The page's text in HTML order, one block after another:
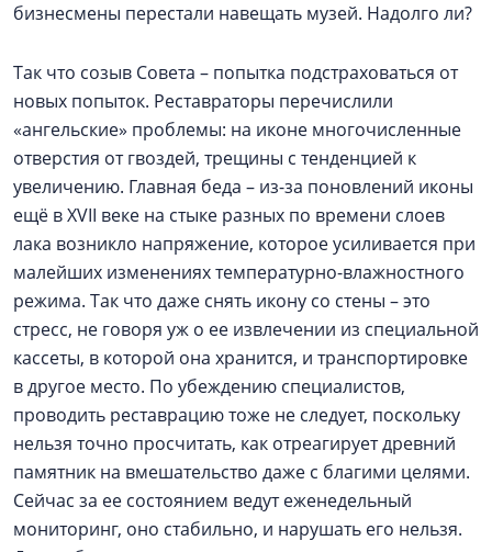
бизнесмены перестали навещать музей. Надолго ли?
Так что созыв Совета – попытка подстраховаться от
новых попыток. Реставраторы перечислили
«ангельские» проблемы: на иконе многочисленные
отверстия от гвоздей, трещины с тенденцией к
увеличению. Главная беда – из-за поновлений иконы
ещё в XVII веке на стыке разных по времени слоев
лака возникло напряжение, которое усиливается при
малейших изменениях температурно-влажностного
режима. Так что даже снять икону со стены – это
стресс, не говоря уж о ее извлечении из специальной
кассеты, в которой она хранится, и транспортировке
в другое место. По убеждению специалистов,
проводить реставрацию тоже не следует, поскольку
нельзя точно просчитать, как отреагирует древний
памятник на вмешательство даже с благими целями.
Сейчас за ее состоянием ведут еженедельный
мониторинг, оно стабильно, и нарушать его нельзя.